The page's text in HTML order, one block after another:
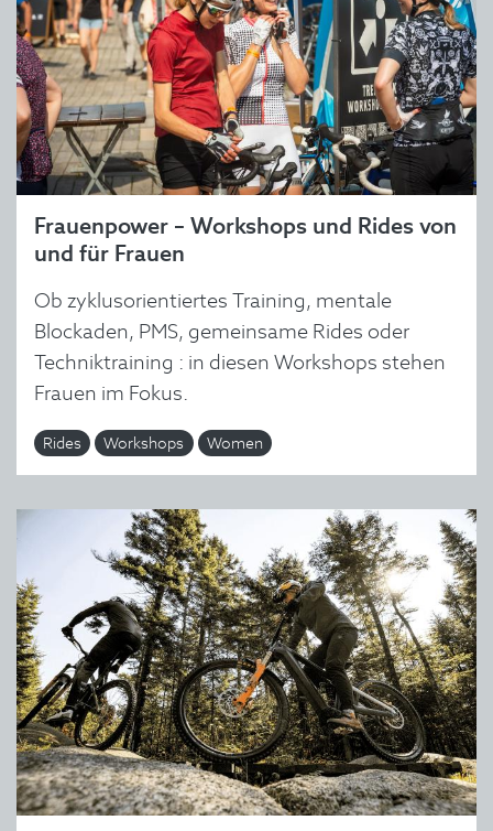
Frauenpower – Workshops und Rides von
und für Frauen
Ob zyklusorientiertes Training, mentale
Blockaden, PMS, gemeinsame Rides oder
Techniktraining : in diesen Workshops stehen
Frauen im Fokus.
Rides Workshops Women